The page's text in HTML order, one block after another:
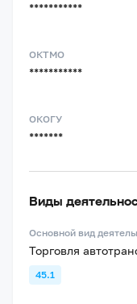
***********
ОКТМО
***********
ОКОГУ
*******
Виды
Основной вид
Торговля
45.1